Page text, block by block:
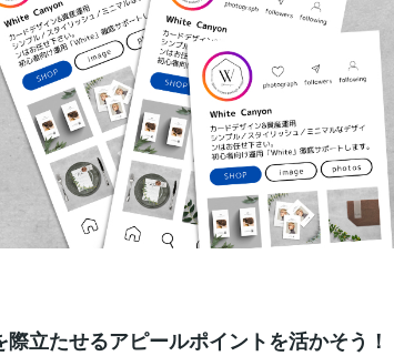
際立たせるアピールポイントを活かそう！